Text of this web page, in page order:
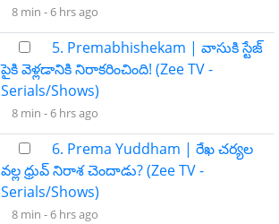
8 min -6 hrs ago
5. Premabhishekam | వాసుకి స్టేజ్
పైకి వెళ్లడానికి నిరాకరించింది! (Zee TV -
Serials/Shows)
8 min -6 hrs ago
6. Prema Yuddham | రేఖ చర్యల
వల్ల ధ్రువ్ నిరాశ చెందాడు? (Zee TV -
Serials/Shows)
8 min -6 hrs ago